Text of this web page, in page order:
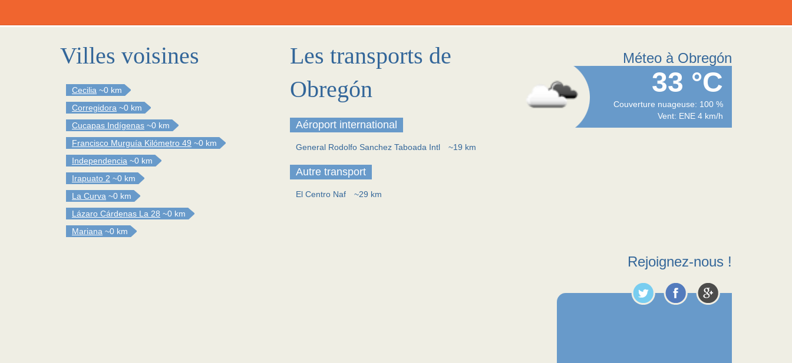
Villes voisines
Cecilia ~0 km
Corregidora ~0 km
Cucapas Indígenas ~0 km
Francisco Murguía Kilómetro 49 ~0 km
Independencia ~0 km
Irapuato 2 ~0 km
La Curva ~0 km
Lázaro Cárdenas La 28 ~0 km
Mariana ~0 km
Les transports de
Obregón
Aéroport international
General Rodolfo Sanchez Taboada Intl ~19 km
Autre transport
El Centro Naf ~29 km
Méteo à Obregón
33 °C
Couverture nuageuse: 100 %
Vent: ENE 4 km/h
Rejoignez-nous !